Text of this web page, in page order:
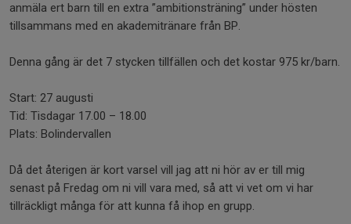
anmäla ert barn till en extra ”ambitionsträning” under hösten
tillsammans med en akademitränare från BP.
Denna gång är det 7 stycken tillfällen och det kostar 975 kr/barn.
Start: 27 augusti
Tid: Tisdagar 17.00 – 18.00
Plats: Bolindervallen
Då det återigen är kort varsel vill jag att ni hör av er till mig
senast på Fredag om ni vill vara med, så att vi vet om vi har
tillräckligt många för att kunna få ihop en grupp.